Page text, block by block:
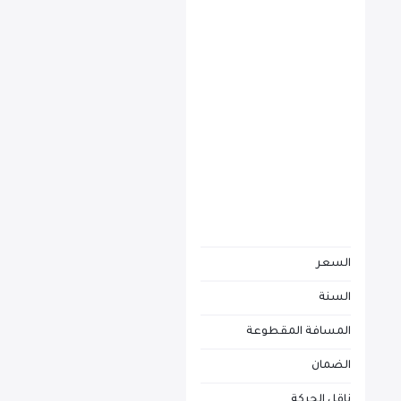
السعر
السنة
المسافة المقطوعة
الضمان